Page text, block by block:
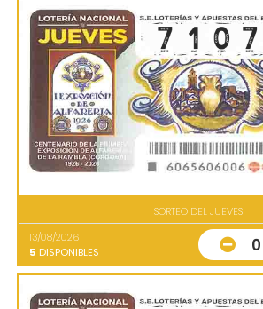
SORTEO DEL JUEVES
13/08/2026
5 DISPONIBLES 0